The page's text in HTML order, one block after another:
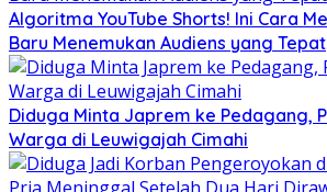
Algoritma YouTube Shorts! Ini Cara
Baru Menemukan Audiens yang Tepat
Diduga Minta Japrem ke Pedagang,
Warga di Leuwigajah Cimahi